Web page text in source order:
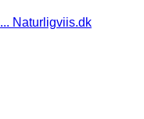
... Naturligviis.dk